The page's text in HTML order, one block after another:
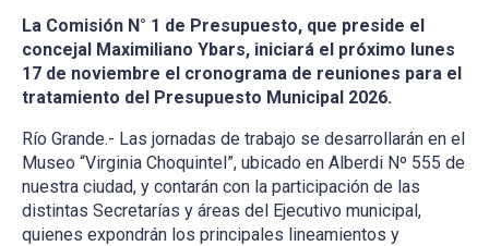
La Comisión N° 1 de Presupuesto, que preside el
concejal Maximiliano Ybars, iniciará el próximo lunes
17 de noviembre el cronograma de reuniones para el
tratamiento del Presupuesto Municipal 2026.
Río Grande.- Las jornadas de trabajo se desarrollarán en el
Museo “Virginia Choquintel”, ubicado en Alberdi Nº 555 de
nuestra ciudad, y contarán con la participación de las
distintas Secretarías y áreas del Ejecutivo municipal,
quienes expondrán los principales lineamientos y